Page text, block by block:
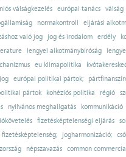
válságkezelés európai tanács válság
normakontroll
eljárási
való jog jog és irodalom erdély
lengyel alkotmánybíróság
eu klímapolitika
európai politikai pártok;
pártok kohéziós politika régió
nyilvános meghallgatás
kommunikáció
fizetésképtelenségi eljárás
fizetésképtelenség; jogharmonizáció;
népszavazás common